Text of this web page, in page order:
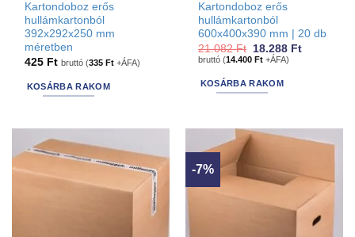
Kartondoboz erős
hullámkartonból
392x292x250 mm
méretben
425 Ft bruttó (335Ft +ÁFA)
KOSÁRBA RAKOM
Kartondoboz erős
hullámkartonból
600x400x390 mm | 20 db
21.082Ft Original
price
21.082 Ft.
18.288 FtCurrent
bruttó (14.400Ft +ÁFA)
KOSÁRBA RAKOM
-7%